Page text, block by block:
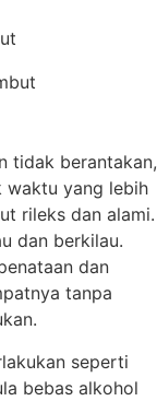
tidak berantakan,
waktu yang lebih
rileks dan alami.
dan berkilau.
dan
tanpa
seperti
bebas alkohol